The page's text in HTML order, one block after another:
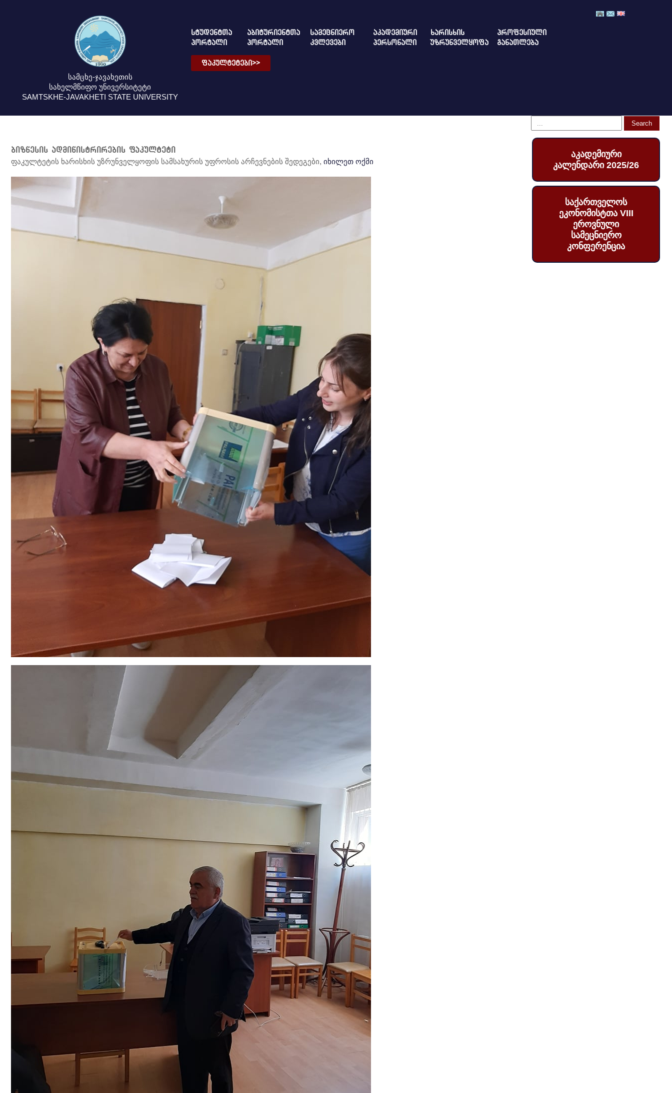
სამცხე-ჯავახეთის
სახელმწიფო უნივერსიტეტი
SAMTSKHE-JAVAKHETI STATE UNIVERSITY
ᲡᲢᲣᲓᲔᲜᲢᲗᲐ
ᲞᲝᲠᲢᲐᲚᲘ
ᲐᲑᲘᲢᲣᲠᲘᲔᲜᲢᲗᲐ
ᲞᲝᲠᲢᲐᲚᲘ
ᲡᲐᲛᲔᲪᲜᲘᲔᲠᲝ
ᲙᲕᲚᲔᲕᲔᲑᲘ
ᲐᲙᲐᲓᲔᲛᲘᲣᲠᲘ
ᲞᲔᲠᲡᲝᲜᲐᲚᲘ
ᲮᲐᲠᲘᲡᲮᲘᲡ
ᲣᲖᲠᲣᲜᲕᲔᲚᲧᲝᲤᲐ
ᲞᲠᲝᲤᲔᲡᲘᲣᲚᲘ
ᲒᲐᲜᲐᲗᲚᲔᲑᲐ
ᲤᲐᲙᲣᲚᲢᲔᲢᲔᲑᲘ>>
ბიზნესის ადმინისტრირების ფაკულტეტი
ფაკულტეტის ხარისხის უზრუნველყოფის სამსახურის უფროსის არჩევნების შედეგები, იხილეთ ოქმი
აკადემიური
კალენდარი 2025/26
საქართველოს
ეკონომისტთა VIII
ეროვნული
სამეცნიერო
კონფერენცია